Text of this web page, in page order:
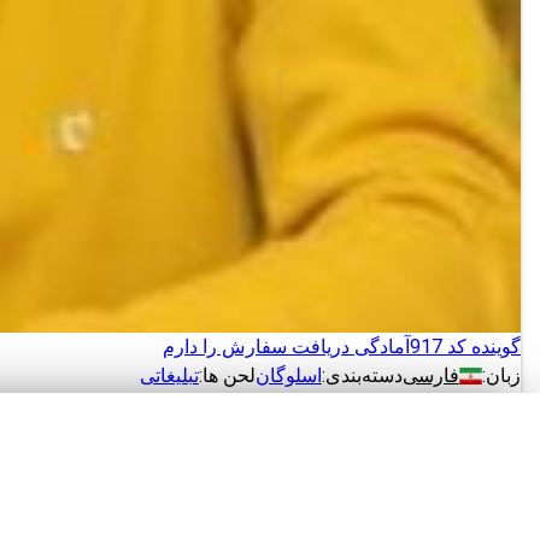
گوینده کد 917
آمادگی دریافت سفارش را دارم
زبان:
فارسیدسته‌بندی:اسلوگانلحن ها:تبلیغاتی